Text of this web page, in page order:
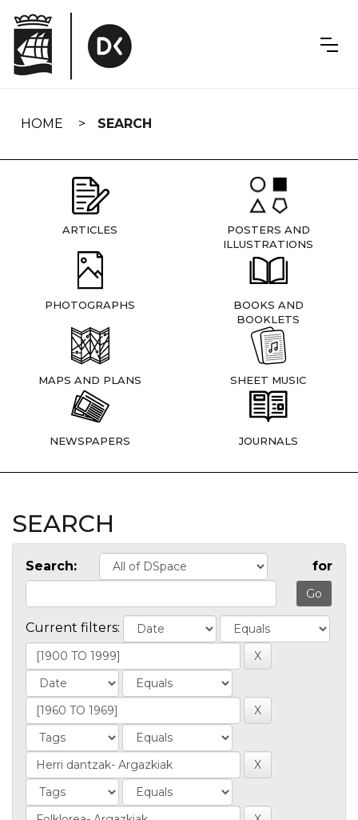
navigation
HOME SEARCH
ARTICLES
POSTERS AND
ILLUSTRATIONS
PHOTOGRAPHS
BOOKS AND
BOOKLETS
MAPS AND PLANS SHEET MUSIC
NEWSPAPERS JOURNALS
SEARCH
Search: for
Current filters: